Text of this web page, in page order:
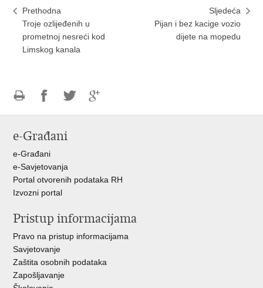
Prethodna
Troje ozlijeđenih u
prometnoj nesreći kod
Limskog kanala
Sljedeća
Pijan i bez kacige vozio
dijete na mopedu
FacebookuTwitteru
e-Građani
e-Građani
e-Savjetovanja
Portal otvorenih podataka RH
Izvozni portal
Pristup informacijama
Pravo na pristup informacijama
Savjetovanje
Zaštita osobnih podataka
Zapošljavanje